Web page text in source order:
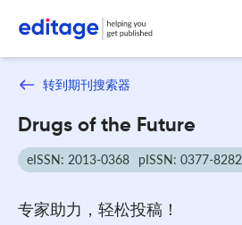
转到期刊搜索器
Drugs of the Future
eISSN: 2013-0368 pISSN: 0377-8282
专家助力，轻松投稿！